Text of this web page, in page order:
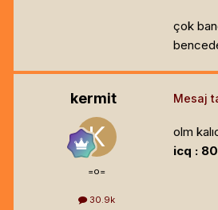
çok
kermit
=o=
30.9k
Mesaj
olm
icq :